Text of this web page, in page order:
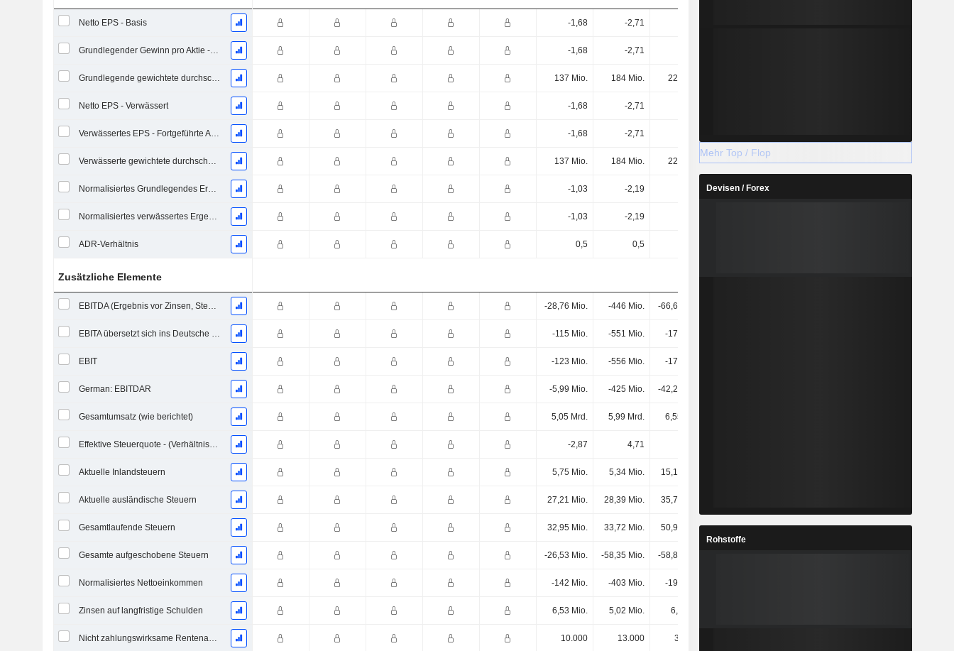
Netto EPS - Basis -1,68 -2,71
Grundlegender Gewinn pro Aktie - Fortlaufende Geschäftstätigkeit -1,68 -2,71
Grundlegende gewichtete durchschnittliche ausstehende Aktien 137 Mio. 184 Mio. 228 Mio.
Netto EPS - Verwässert -1,68 -2,71
Verwässertes EPS - Fortgeführte Aktivitäten -1,68 -2,71
Verwässerte gewichtete durchschnittliche ausstehende Aktien 137 Mio. 184 Mio. 228 Mio. 236 Mio. 259 Mio.
Normalisiertes Grundlegendes Ergebnis je Aktie -1,03 -2,19 0,09
Normalisiertes verwässertes Ergebnis pro Aktie -1,03 -2,19
ADR-Verhältnis 0,5 0,5
Zusätzliche Elemente
EBITDA (Ergebnis vor Zinsen, Steuern, Abschreibungen auf immaterielle Vermögenswerte und Sachanlagen) -28,76 Mio. -446 Mio. -66,66 Mio.
EBITA übersetzt sich ins Deutsche als "Ergebnis vor Zinsen, Steuern und Abschreibungen". -115 Mio. -551 Mio. -175 Mio.
EBIT -123 Mio. -556 Mio. -179 Mio.
German: EBITDAR -5,99 Mio. -425 Mio. -42,25 Mio.
Gesamtumsatz (wie berichtet) 5,05 Mrd. 5,99 Mrd. 6,55 Mrd.
Effektive Steuerquote - (Verhältniszahl) -2,87 4,71
Aktuelle Inlandsteuern 5,75 Mio. 5,34 Mio. 15,19 Mio.
Aktuelle ausländische Steuern 27,21 Mio. 28,39 Mio. 35,78 Mio.
Gesamtlaufende Steuern 32,95 Mio. 33,72 Mio. 50,97 Mio. 37,86 Mio. 44,91 Mio.
Gesamte aufgeschobene Steuern -26,53 Mio. -58,35 Mio. -58,81 Mio.
Normalisiertes Nettoeinkommen -142 Mio. -403 Mio. -196 Mio.
Zinsen auf langfristige Schulden 6,53 Mio. 5,02 Mio. 6,8 Mio.
Nicht zahlungswirksame Rentenaufwendungen 10.000 13.000 34.000
Mehr Top / Flop
Devisen / Forex
Rohstoffe